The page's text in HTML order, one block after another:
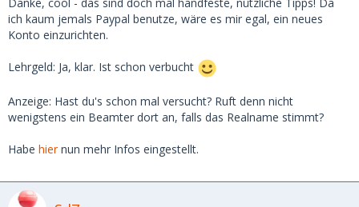
Studierendenvertretung. Ich könnte natürlich versuchen, sie
über die Uni zu kontaktieren und sie so wissen zu lassen,
bekommen - aber das ist wohl riskant wegen ner
Verleumdungs-Gegenklage und ich müsste wohl - wenn
schon - den sauberen Weg über eine Anzeige gehen. Ihre
Profilbilder schlugen in der Reverse-Image-Suche nicht an
und stimmten mit der Person überein, die ich im Videochat
sah. Verdächtig ist allenfalls, dass unter ihrem Namen (sie
behauptete, demnächst ihren Master zu machen) keinerlei
Publikationen oder Assistenztätigkeiten zu ergoogeln waren
und auch kein sinnvolles Linkedin-Profil sichtbar war (nur
ich kaum jemals Paypal benutze, wäre es mir egal, ein neues
Konto einzurichten.
Lehrgeld: Ja, klar. Ist schon verbucht
Anzeige: Hast du's schon mal versucht? Ruft denn nicht
wenigstens ein Beamter dort an, falls das Realname stimmt?
Habe hiernun mehr Infos eingestellt.